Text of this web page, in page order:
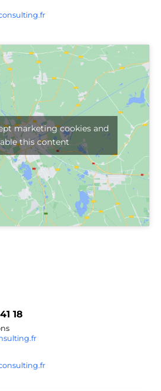
marketing cookies and
this content
18